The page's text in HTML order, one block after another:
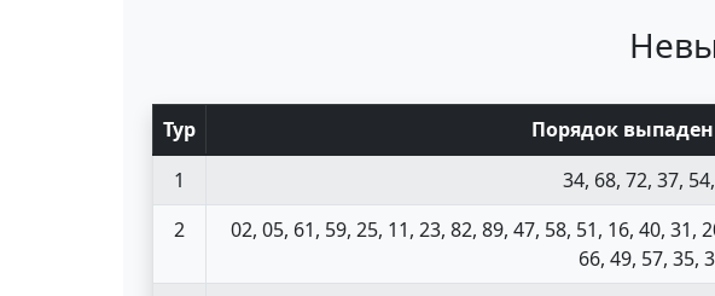
Тур
Порядок
1
34, 68, 72, 37,
2
02, 05, 61, 59, 25, 11, 23, 82, 89, 47, 58, 51, 16, 40, 31,
66, 49, 57, 35,